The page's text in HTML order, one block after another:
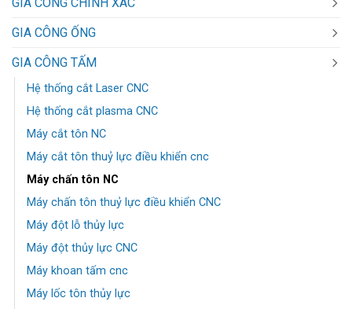
GIA CÔNG ỐNG
GIA CÔNG TẤM
Hệ thống cắt Laser CNC
Hệ thống cắt plasma CNC
Máy cắt tôn NC
Máy cắt tôn thuỷ lực điều khiển cnc
Máy chấn tôn NC
Máy chấn tôn thuỷ lực điều khiển CNC
Máy đột lỗ thủy lực
Máy đột thủy lực CNC
Máy khoan tấm cnc
Máy lốc tôn thủy lực